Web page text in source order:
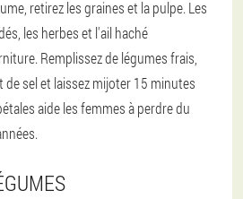
retirez les graines et la pulpe. Les
les herbes et l'ail haché
Remplissez de légumes frais,
de sel et laissez mijoter 15 minutes
aide les femmes à perdre du